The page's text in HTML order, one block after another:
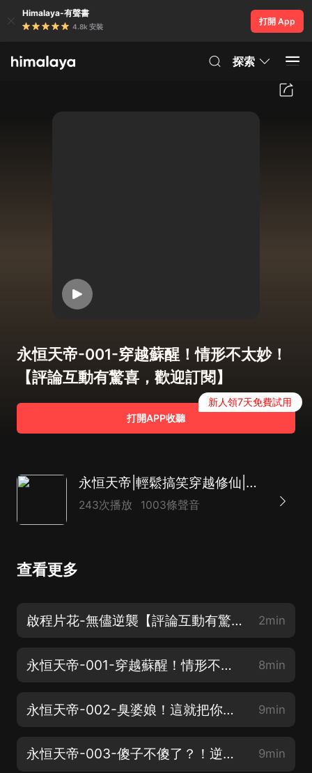
Himalaya-有聲書
4.8k 安裝
打開 App
探索
永恒天帝-001-穿越蘇醒！情形不太妙！
【評論互動有驚喜，歡迎訂閱】
打開APP收聽
新人領7天免費試用
永恒天帝|輕鬆搞笑穿越修仙|天才穿越逆襲開始|鬥羅大陸凡人修仙傳姊妹篇|熱血玄幻
243次播放 1003條聲音
查看更多
啟程片花-無儘逆襲【評論互動有驚喜，歡迎訂閱】 2min
永恒天帝-001-穿越蘇醒！情形不太妙！【評論互動有驚喜，歡迎訂閱】 8min
永恒天帝-002-臭婆娘！這就把你掃出門【評論互動有驚喜，歡迎訂閱】 9min
永恒天帝-003-傻子不傻了？！逆襲開始！【評論互動有驚喜，歡迎訂閱】 9min